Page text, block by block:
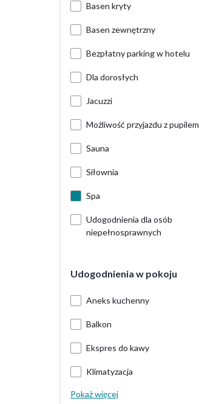
Basen kryty
Basen zewnętrzny
Bezpłatny parking w hotelu
Dla dorosłych
Jacuzzi
Możliwość przyjazdu z pupilem
Sauna
Siłownia
Spa
Udogodnienia dla osób
niepełnosprawnych
Udogodnienia w pokoju
Aneks kuchenny
Balkon
Ekspres do kawy
Klimatyzacja
Pokaż więcej